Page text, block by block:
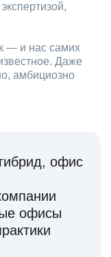
— и нас самих
Даже
амбициозно
офис
офисы